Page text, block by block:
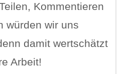
Kommentieren
würden wir uns
damit wertschätzt
Arbeit!